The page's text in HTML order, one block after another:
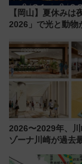
【岡山】夏休み
2026」で光と動物
2026〜2029年、
ゾーナ川崎が過去